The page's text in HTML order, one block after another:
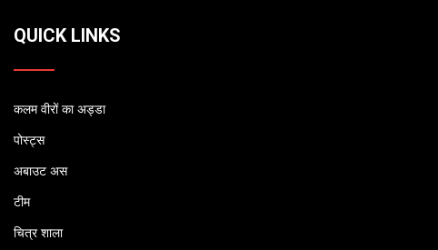
QUICK LINKS
कलम वीरों का अड्डा
पोस्ट्स
अबाउट अस
टीम
चित्र शाला